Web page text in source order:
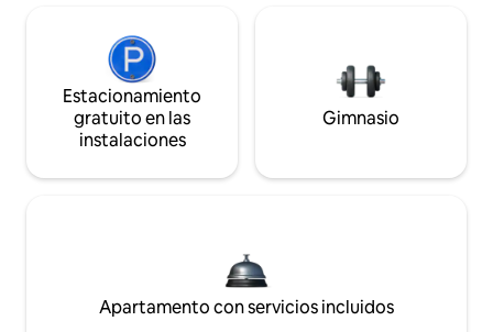
Estacionamiento
gratuito en las
instalaciones
Gimnasio
Apartamento con servicios incluidos